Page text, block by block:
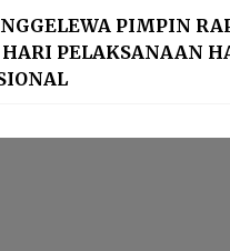
PIMPIN
HARI PELAKSANAAN